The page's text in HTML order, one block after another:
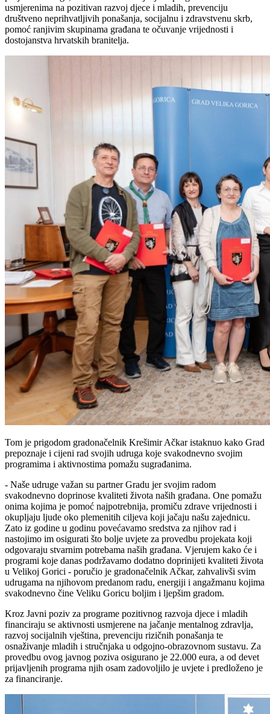
usmjerenima na pozitivan razvoj djece i mladih, prevenciju
društveno neprihvatljivih ponašanja, socijalnu i zdravstvenu skrb,
pomoć ranjivim skupinama građana te očuvanje vrijednosti i
dostojanstva hrvatskih branitelja.
Tom je prigodom gradonačelnik Krešimir Ačkar istaknuo kako Grad
prepoznaje i cijeni rad svojih udruga koje svakodnevno svojim
programima i aktivnostima pomažu sugrađanima.
- Naše udruge važan su partner Gradu jer svojim radom
svakodnevno doprinose kvaliteti života naših građana. One pomažu
onima kojima je pomoć najpotrebnija, promiču zdrave vrijednosti i
okupljaju ljude oko plemenitih ciljeva koji jačaju našu zajednicu.
Zato iz godine u godinu povećavamo sredstva za njihov rad i
nastojimo im osigurati što bolje uvjete za provedbu projekata koji
odgovaraju stvarnim potrebama naših građana. Vjerujem kako će i
programi koje danas podržavamo dodatno doprinijeti kvaliteti života
u Velikoj Gorici - poručio je gradonačelnik Ačkar, zahvalivši svim
udrugama na njihovom predanom radu, energiji i angažmanu kojima
svakodnevno čine Veliku Goricu boljim i ljepšim gradom.
Kroz Javni poziv za programe pozitivnog razvoja djece i mladih
financiraju se aktivnosti usmjerene na jačanje mentalnog zdravlja,
razvoj socijalnih vještina, prevenciju rizičnih ponašanja te
osnaživanje mladih i stručnjaka u odgojno-obrazovnom sustavu. Za
provedbu ovog javnog poziva osigurano je 22.000 eura, a od devet
prijavljenih programa njih osam zadovoljilo je uvjete i predloženo je
za financiranje.